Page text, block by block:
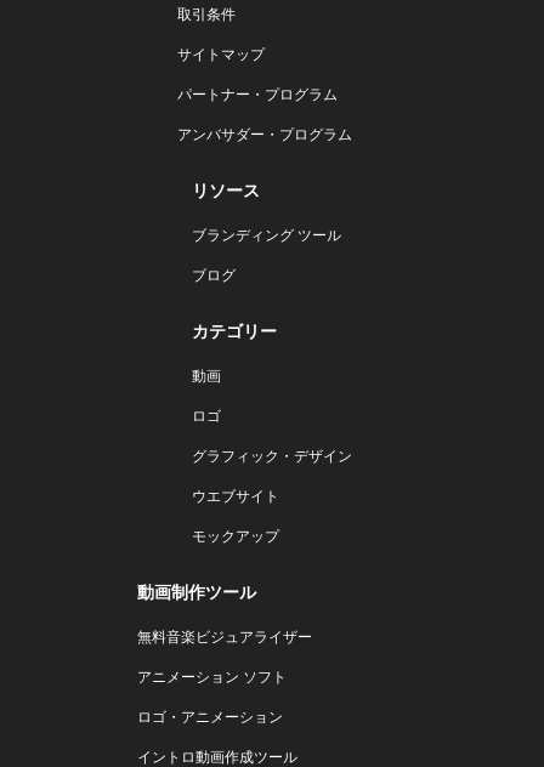
取引条件
サイトマップ
パートナー・プログラム
アンバサダー・プログラム
リソース
ブランディング ツール
ブログ
カテゴリー
動画
ロゴ
グラフィック・デザイン
ウエブサイト
モックアップ
動画制作ツール
無料音楽ビジュアライザー
アニメーション ソフト
ロゴ・アニメーション
イントロ動画作成ツール